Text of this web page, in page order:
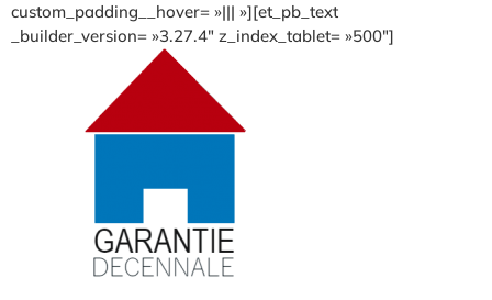
custom_padding__hover= »||| »][et_pb_text
_builder_version= »3.27.4″ z_index_tablet= »500″]